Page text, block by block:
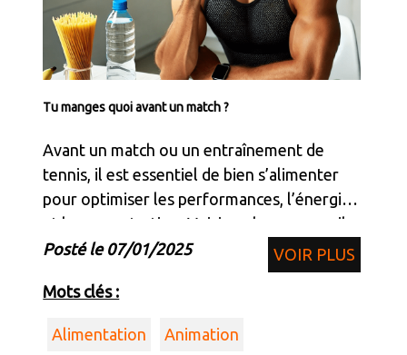
Tu manges quoi avant un match ?
Avant un match ou un entraînement de
tennis, il est essentiel de bien s’alimenter
pour optimiser les performances, l’énergie
et la concentration. Voici quelques conseils
nutritionnels :
Posté le 07/01/2025 VOIR PLUS
Mots clés :
Alimentation Animation